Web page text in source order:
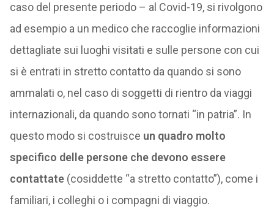
caso del presente periodo – al Covid-19, si rivolgono
ad esempio a un medico che raccoglie informazioni
dettagliate sui luoghi visitati e sulle persone con cui
si è entrati in stretto contatto da quando si sono
ammalati o, nel caso di soggetti di rientro da viaggi
internazionali, da quando sono tornati “in patria”. In
questo modo si costruisce un quadro molto
specifico delle persone che devono essere
contattate(cosiddette “a stretto contatto”), come i
familiari, i colleghi o i compagni di viaggio.